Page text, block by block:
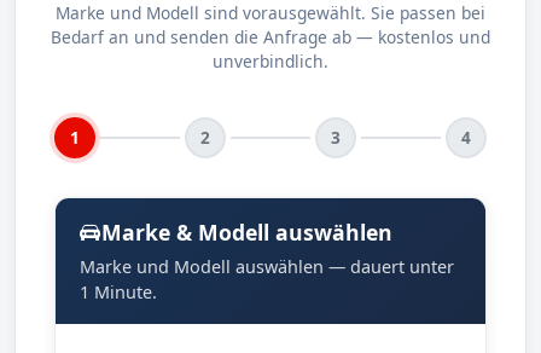
Marke und Modell sind vorausgewählt. Sie passen bei
Bedarf an und senden die Anfrage ab — kostenlos und
unverbindlich.
1 2 3 4
Marke & Modell auswählen
Marke und Modell auswählen — dauert unter
1 Minute.